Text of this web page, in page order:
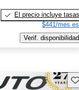
El precio incluye tasas
$441/mes
Verif. disponibilidad